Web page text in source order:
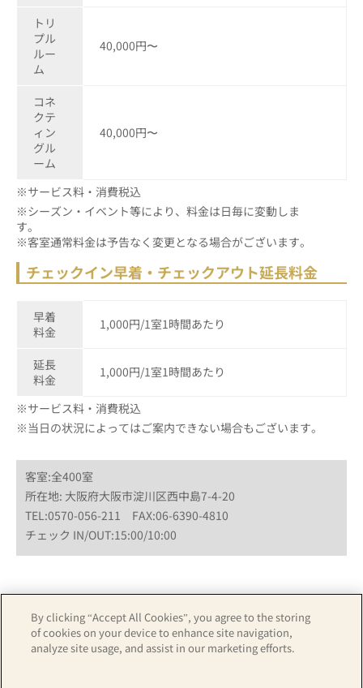
トリ
プル
ルー
ム
40,000円〜
コネ
クテ
ィン
グル
ーム
40,000円〜
※サービス料・消費税込
※シーズン・イベント等により、料金は日毎に変動しま
す
※客室通常料金は予告なく変更となる場合がございます。
チェックイン早着・チェックアウト延長料金
早着
料金
1,000円/1室1時間あたり
延長
料金
1,000円/1室1時間あたり
※サービス料・消費税込
※当日の状況によってはご案内できない場合もございます。
客室:全400室
所在地: 大阪府大阪市淀川区西中島7-4-20
TEL:0570-056-211 FAX:06-6390-4810
チェック IN/OUT:15:00/10:00
ホテル詳細はこちら カレンダーから予約
By clicking “Accept All Cookies”, you agree to the storing
of cookies on your device to enhance site navigation,
analyze site usage, and assist in our marketing efforts.